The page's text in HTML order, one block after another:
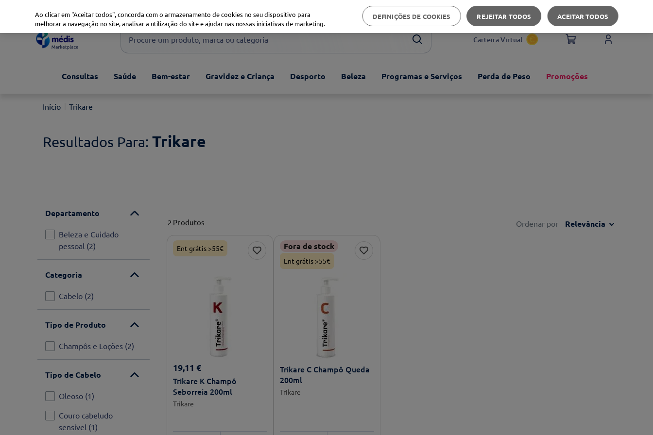
Apoio ao cliente
Procure um produto, marca ou categoria
1º xiaomi
Carteira Virtual
Consultas Saúde Bem-estar Gravidez e Criança Desporto Beleza Programas e Serviços Perda de Peso Promoções
Trikare
Trikare
Departamento
Beleza e Cuidado
pessoal (2)
Categoria
Cabelo (2)
Tipo de Produto
Champôs e Loções (2)
Tipo de Cabelo
Oleoso (1)
Couro cabeludo
sensível (1)
2 Produtos Ordenar por Relevância
Ent grátis >55€
19,11 €
Trikare K Champô
Seborreia 200ml
Trikare
Fora de stock
Ent grátis >55€
Trikare C Champô Queda
200ml
Trikare
Ao clicar em "Aceitar todos", concorda com o armazenamento de cookies no seu dispositivo para
melhorar a navegação no site, analisar a utilização do site e ajudar nas nossas iniciativas de marketing.
DEFINIÇÕES DE COOKIES REJEITAR TODOS ACEITAR TODOS